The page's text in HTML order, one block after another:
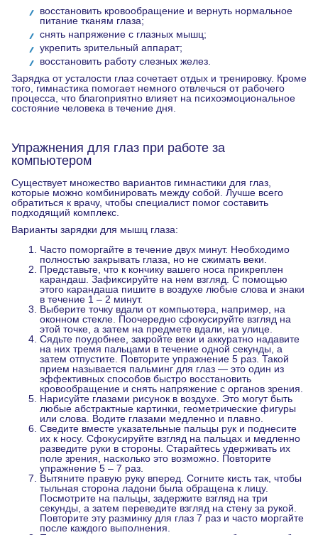
восстановить кровообращение и вернуть нормальное
питание тканям глаза;
снять напряжение с глазных мышц;
укрепить зрительный аппарат;
восстановить работу слезных желез.
Зарядка от усталости глаз сочетает отдых и тренировку. Кроме
того, гимнастика помогает немного отвлечься от рабочего
процесса, что благоприятно влияет на психоэмоциональное
состояние человека в течение дня.
Упражнения для глаз при работе за
компьютером
Существует множество вариантов гимнастики для глаз,
которые можно комбинировать между собой. Лучше всего
обратиться к врачу, чтобы специалист помог составить
подходящий комплекс.
Варианты зарядки для мышц глаза:
Часто поморгайте в течение двух минут. Необходимо
полностью закрывать глаза, но не сжимать веки.
Представьте, что к кончику вашего носа прикреплен
карандаш. Зафиксируйте на нем взгляд. С помощью
этого карандаша пишите в воздухе любые слова и знаки
в течение 1 – 2 минут.
Выберите точку вдали от компьютера, например, на
оконном стекле. Поочередно сфокусируйте взгляд на
этой точке, а затем на предмете вдали, на улице.
Сядьте поудобнее, закройте веки и аккуратно надавите
на них тремя пальцами в течение одной секунды, а
затем отпустите. Повторите упражнение 5 раз. Такой
прием называется пальминг для глаз — это один из
эффективных способов быстро восстановить
кровообращение и снять напряжение с органов зрения.
Нарисуйте глазами рисунок в воздухе. Это могут быть
любые абстрактные картинки, геометрические фигуры
или слова. Водите глазами медленно и плавно.
Сведите вместе указательные пальцы рук и поднесите
их к носу. Сфокусируйте взгляд на пальцах и медленно
разведите руки в стороны. Старайтесь удерживать их
поле зрения, насколько это возможно. Повторите
упражнение 5 – 7 раз.
Вытяните правую руку вперед. Согните кисть так, чтобы
тыльная сторона ладони была обращена к лицу.
Посмотрите на пальцы, задержите взгляд на три
секунды, а затем переведите взгляд на стену за рукой.
Повторите эту разминку для глаз 7 раз и часто моргайте
после каждого выполнения.